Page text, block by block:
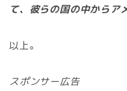
て、彼らの国の中からア
以上。
スポンサー広告